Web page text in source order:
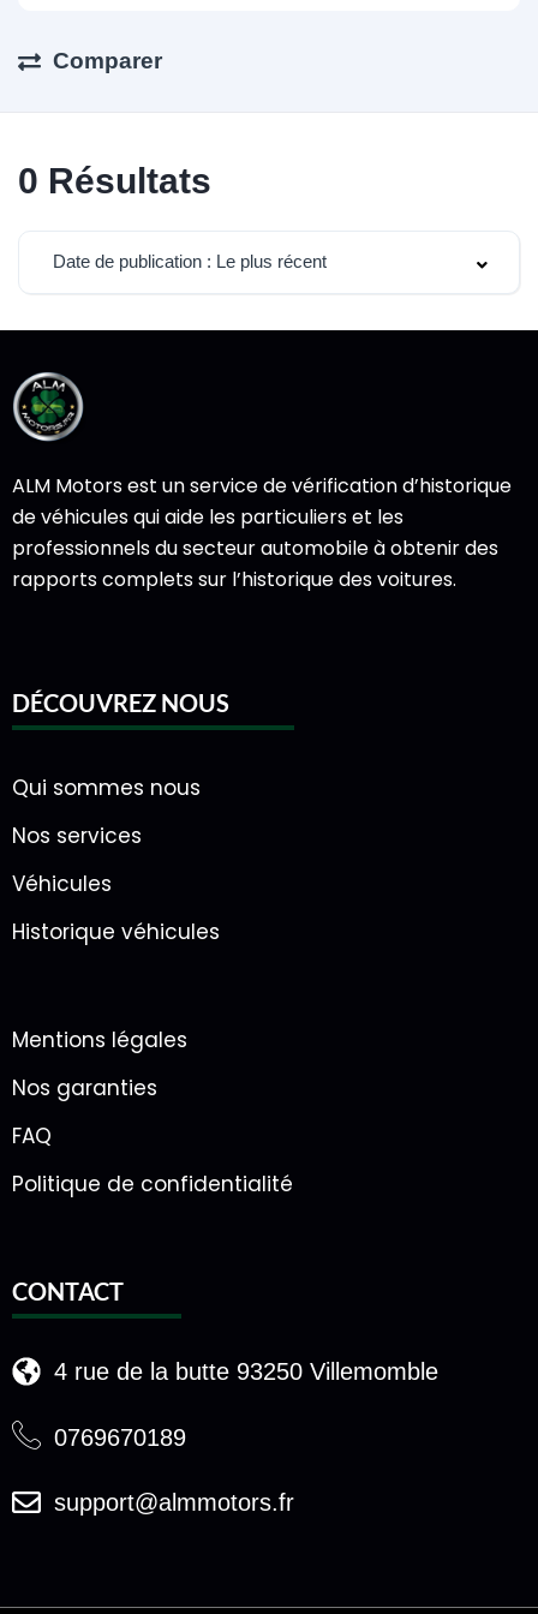
Comparer
0 Résultats
Date de publication : Le plus récent
ALM Motors est un service de vérification d’historique
de véhicules qui aide les particuliers et les
professionnels du secteur automobile à obtenir des
rapports complets sur l’historique des voitures.
DÉCOUVREZ NOUS
Qui sommes nous
Nos services
Véhicules
Historique véhicules
Mentions légales
Nos garanties
FAQ
Politique de confidentialité
CONTACT
4 rue de la butte 93250 Villemomble
0769670189
support@almmotors.fr